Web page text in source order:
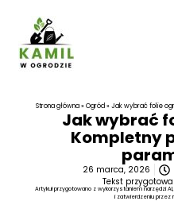
Strona główna»Ogród»Jak wybrać folie
Jak wybrać
Kompletny
26 marca, 2026
Tekst
Artykuł przygotowano z wykorzystaniem narzędzi
i zatwierdzeniu przez